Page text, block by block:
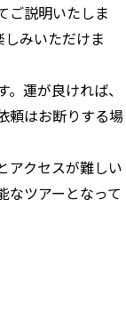
ご説明いたしま
みいただけま
運が良ければ、
頼はお断りする場
アクセスが難しい
なツアーとなって